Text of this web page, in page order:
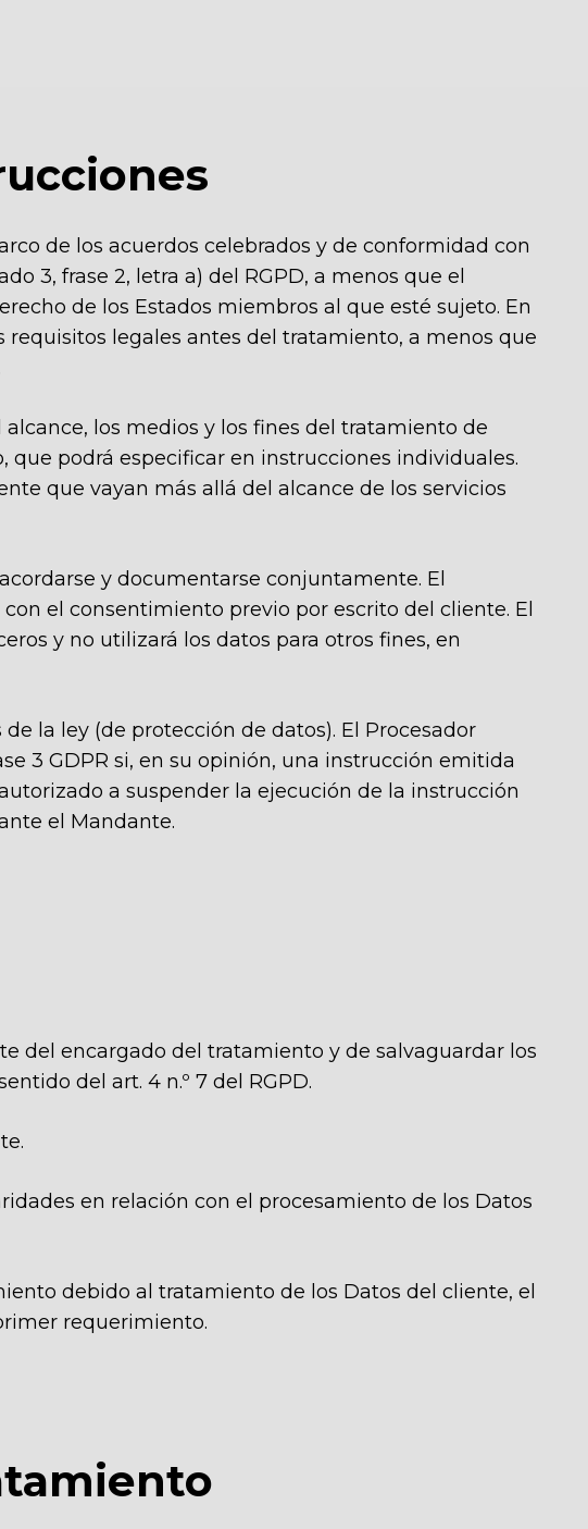
de los acuerdos celebrados y de conformidad con
3, frase 2, letra a) del RGPD, a menos que el
de los Estados miembros al que esté sujeto. En
legales antes del tratamiento, a menos que
los medios y los fines del tratamiento de
podrá especificar en instrucciones individuales.
que vayan más allá del alcance de los servicios
y documentarse conjuntamente. El
el consentimiento previo por escrito del cliente. El
y no utilizará los datos para otros fines, en
la ley (de protección de datos). El Procesador
3 GDPR si, en su opinión, una instrucción emitida
a suspender la ejecución de la instrucción
el Mandante.
del encargado del tratamiento y de salvaguardar los
del art. 4 n.º 7 del RGPD.
en relación con el procesamiento de los Datos
debido al tratamiento de los Datos del cliente, el
requerimiento.